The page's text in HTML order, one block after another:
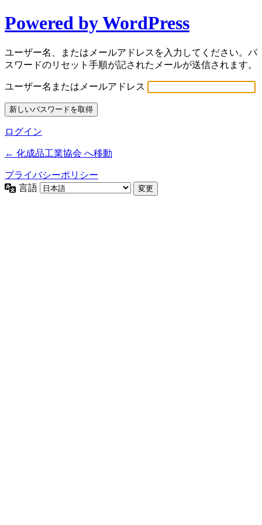
Powered by WordPress
ユーザー名、またはメールアドレスを入力してください。パ
スワードのリセット手順が記されたメールが送信されます。
ユーザー名またはメールアドレス
ログイン
← 化成品工業協会 へ移動
プライバシーポリシー
言語